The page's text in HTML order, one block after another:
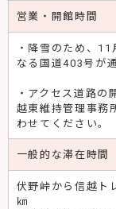
営業・開館時間
・降雪のため、
なる国道403号が
・アクセス道路の
越東維持管理事務
わせてください。
一般的な滞在時間
伏野峠から信越ト
㎞